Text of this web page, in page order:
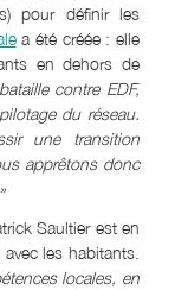
pour définir les
a été créée : elle
en dehors de
contre EDF,
du réseau.
une transition
apprêtons donc
Saultier est en
les habitants.
locales, en